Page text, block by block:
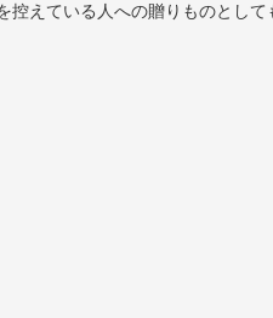
えている人への贈りものとして